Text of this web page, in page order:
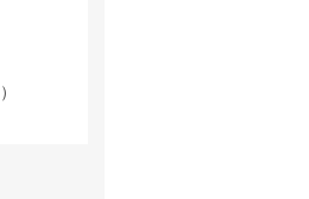
）